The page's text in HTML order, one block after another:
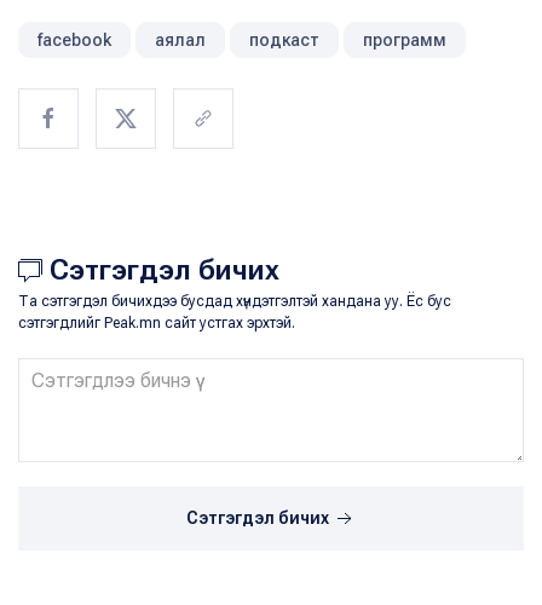
facebook аялал подкаст программ
Сэтгэгдэл бичих
Та сэтгэгдэл бичихдээ бусдад хүндэтгэлтэй хандана уу. Ёс бус
сэтгэгдлийг Peak.mn сайт устгах эрхтэй.
Сэтгэгдэл бичих